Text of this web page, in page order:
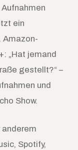
ein
Amazon-
„Hat jemand
gestellt?“ –
und
Show.
anderem
Spotify,